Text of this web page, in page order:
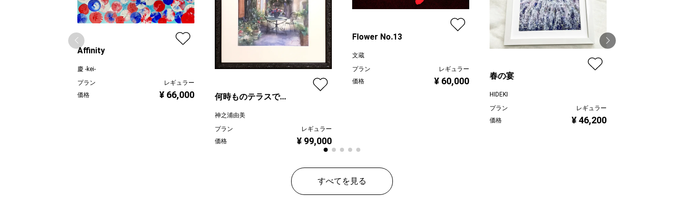
Affinity
慶 -kei-
プラン
レギュラー
価格
¥ 66,000 何時ものテラスで...
神之浦由美
プラン
レギュラー
価格
¥ 99,000
Flower No.13
文蔵
プラン
レギュラー
価格
¥ 60,000 春の宴
HIDEKI
プラン
レギュラー
価格
¥ 46,200
すべてを見る